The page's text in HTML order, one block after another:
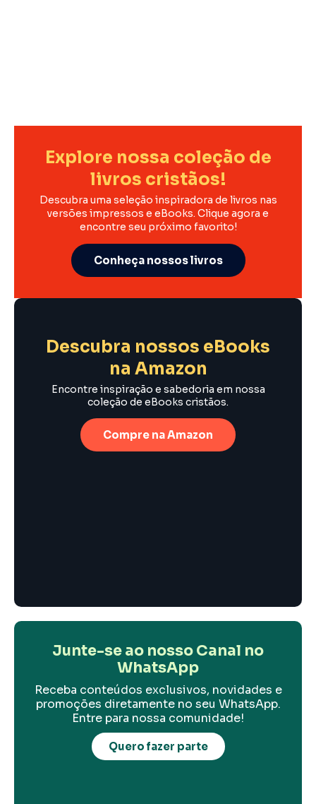
Explore nossa coleção de
livros cristãos!
Descubra uma seleção inspiradora de livros nas
versões impressos e eBooks. Clique agora e
encontre seu próximo favorito!
Conheça nossos livros
Descubra nossos eBooks
na Amazon
Encontre inspiração e sabedoria em nossa
coleção de eBooks cristãos.
Compre na Amazon
Junte-se ao nosso Canal no
WhatsApp
Receba conteúdos exclusivos, novidades e
promoções diretamente no seu WhatsApp.
Entre para nossa comunidade!
Quero fazer parte